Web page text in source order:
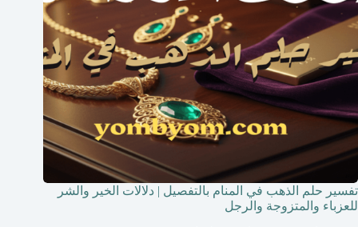
تفسير حلم الذهب في المنام بالتفصيل | دلالات الخير والشر
للعزباء والمتزوجة والرجل